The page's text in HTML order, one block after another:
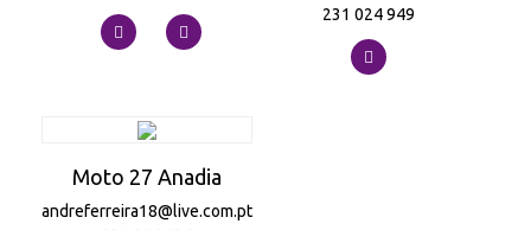
231 024 949
Moto 27 Anadia
andreferreira18@live.com.pt